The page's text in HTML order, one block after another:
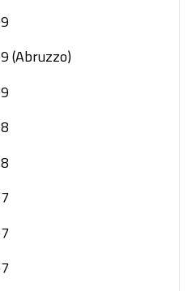
(Abruzzo)